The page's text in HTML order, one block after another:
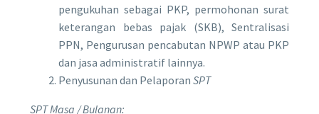
pengukuhan sebagai PKP, permohonan surat
keterangan bebas pajak (SKB), Sentralisasi
PPN, Pengurusan pencabutan NPWP atau PKP
dan jasa administratif lainnya.
Penyusunan dan Pelaporan SPT
SPT Masa / Bulanan: